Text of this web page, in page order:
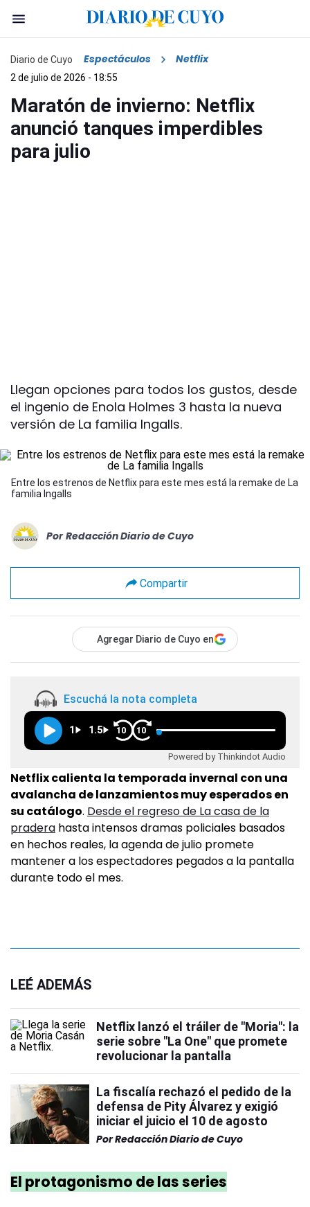
Diario de Cuyo Espectáculos Netflix
2 de julio de 2026 - 18:55
Maratón de invierno: Netflix
anunció tanques imperdibles
para julio
Llegan opciones para todos los gustos, desde
el ingenio de Enola Holmes 3 hasta la nueva
versión de La familia Ingalls.
Entre los estrenos de Netflix para este mes está la remake de La
familia Ingalls
Por Redacción Diario de Cuyo
Compartir
Agregar Diario de Cuyo en
Escuchá la nota completa
1 1.5 10 10
Powered by Thinkindot Audio
Netflix calienta la temporada invernal con una
avalancha de lanzamientos muy esperados en
su catálogo. Desde el regreso de La casa de la
pradera hasta intensos dramas policiales basados
en hechos reales, la agenda de julio promete
mantener a los espectadores pegados a la pantalla
durante todo el mes.
LEÉ ADEMÁS
Netflix lanzó el tráiler de "Moria": la
serie sobre "La One" que promete
revolucionar la pantalla
La fiscalía rechazó el pedido de la
defensa de Pity Álvarez y exigió
iniciar el juicio el 10 de agosto
PorRedacción Diario de Cuyo
El protagonismo de las series